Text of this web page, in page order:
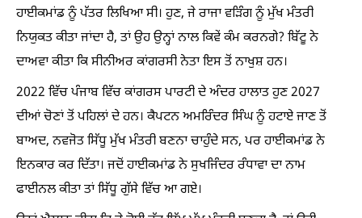
ਹਾਈਕਮਾਂਡ ਨੂੰ ਪੱਤਰ ਲਿਖਿਆ ਸੀ। ਹੁਣ, ਜੇ ਰਾਜਾ ਵੜਿੰਗ ਨੂੰ ਮੁੱਖ ਮੰਤਰੀ
ਨਿਯੁਕਤ ਕੀਤਾ ਜਾਂਦਾ ਹੈ, ਤਾਂ ਉਹ ਉਨ੍ਹਾਂ ਨਾਲ ਕਿਵੇਂ ਕੰਮ ਕਰਨਗੇ? ਬਿੱਟੂ ਨੇ
ਦਾਅਵਾ ਕੀਤਾ ਕਿ ਸੀਨੀਅਰ ਕਾਂਗਰਸੀ ਨੇਤਾ ਇਸ ਤੋਂ ਨਾਖੁਸ਼ ਹਨ।
2022 ਵਿੱਚ ਪੰਜਾਬ ਵਿੱਚ ਕਾਂਗਰਸ ਪਾਰਟੀ ਦੇ ਅੰਦਰ ਹਾਲਾਤ ਹੁਣ 2027
ਦੀਆਂ ਚੋਣਾਂ ਤੋਂ ਪਹਿਲਾਂ ਦੇ ਹਨ। ਕੈਪਟਨ ਅਮਰਿੰਦਰ ਸਿੰਘ ਨੂੰ ਹਟਾਏ ਜਾਣ ਤੋਂ
ਬਾਅਦ, ਨਵਜੋਤ ਸਿੱਧੂ ਮੁੱਖ ਮੰਤਰੀ ਬਣਨਾ ਚਾਹੁੰਦੇ ਸਨ, ਪਰ ਹਾਈਕਮਾਂਡ ਨੇ
ਇਨਕਾਰ ਕਰ ਦਿੱਤਾ। ਜਦੋਂ ਹਾਈਕਮਾਂਡ ਨੇ ਸੁਖਜਿੰਦਰ ਰੰਧਾਵਾ ਦਾ ਨਾਮ
ਫਾਈਨਲ ਕੀਤਾ ਤਾਂ ਸਿੱਧੂ ਗੁੱਸੇ ਵਿੱਚ ਆ ਗਏ।